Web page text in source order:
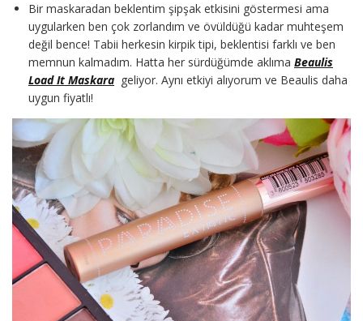
Bir maskaradan beklentim şipşak etkisini göstermesi ama
uygularken ben çok zorlandım ve övüldüğü kadar muhteşem
değil bence! Tabii herkesin kirpik tipi, beklentisi farklı ve ben
memnun kalmadım. Hatta her sürdüğümde aklıma Beaulis
Load It Maskara geliyor. Aynı etkiyi alıyorum ve Beaulis daha
uygun fiyatlı!